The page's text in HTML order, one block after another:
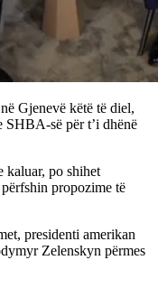
Gjenevë këtë të diel,
SHBA-së për t’i dhënë
kaluar, po shihet
propozime të
presidenti amerikan
Zelenskyn përmes